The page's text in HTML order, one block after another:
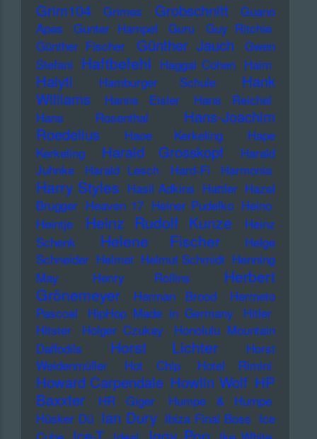
Grim104 Grimes Grobschnitt
Guano
Apes
Gunter Hampel Guru
Guy Ritchie
Günther Fischer
Günther Jauch
Gwen
Stefani Haftbefehl Haggai Cohen Haim
Haiyti Hamburger Schule
Hank
Williams
Hanns Eisler
Hans Reichel
Hans Rosenthal
Hans-Joachim
Roedelius
Haoe Kerkeling
Hape
Kerkeling
Harald Grosskopf
Harald
Juhnke
Harald Lesch Hard-Fi Harmonia
Harry Styles Hasil Adkins Hattler Hazel
Brugger Heaven 17 Heiner Pudelko Heino
Heintje
Heinz Rudolf Kunze
Heinz
Schenk
Helene Fischer
Helge
Schneider Helmet Helmut Schmidt Henning
May
Henry Rollins
Herbert
Grönemeyer
Herman Brood
Hermeto
Pascoal
HipHop Made in Germany
Hitler
Hitster
Holger Czukay
Honolulu Mountain
Daffodils
Horst Lichter
Horst
Weidenmüller
Hot Chip Hotel Rimini
Howard Carpendale Howlin Wolf HP
Baxxter
HR Giger
Humpe & Humpe
Hüsker Dü Ian Dury Ibiza Final Boss Ice